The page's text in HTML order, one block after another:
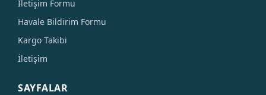
İletişim Formu
Havale Bildirim Formu
Kargo Takibi
İletişim
SAYFALAR